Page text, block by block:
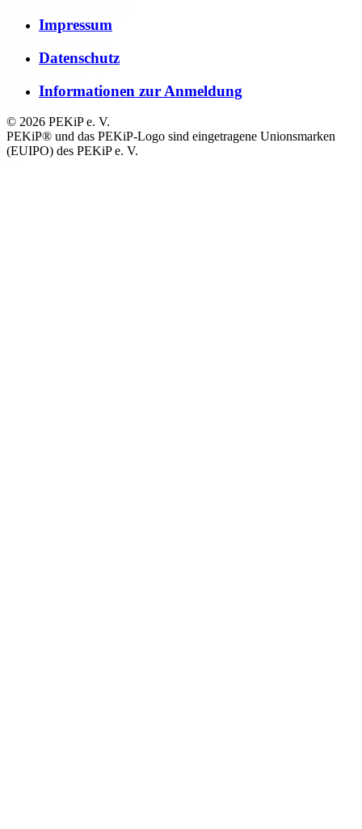
Impressum
Datenschutz
Informationen zur Anmeldung
© 2026 PEKiP e. V.
PEKiP® und das PEKiP-Logo sind eingetragene Unionsmarken
(EUIPO) des PEKiP e. V.